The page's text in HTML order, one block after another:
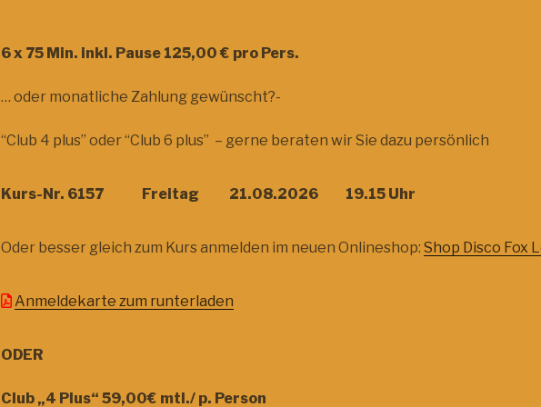
6 x 75 Min. inkl. Pause 125,00 € pro Pers.
… oder monatliche Zahlung gewünscht?-
“Club 4 plus” oder “Club 6 plus” – gerne beraten wir Sie dazu persönlich
Kurs-Nr. 6157 Freitag 21.08.2026 19.15 Uhr
Oder besser gleich zum Kurs anmelden im neuen Onlineshop: Shop Disco Fox
Anmeldekarte zum runterladen
ODER
Club „4 Plus“ 59,00€ mtl./ p. Person